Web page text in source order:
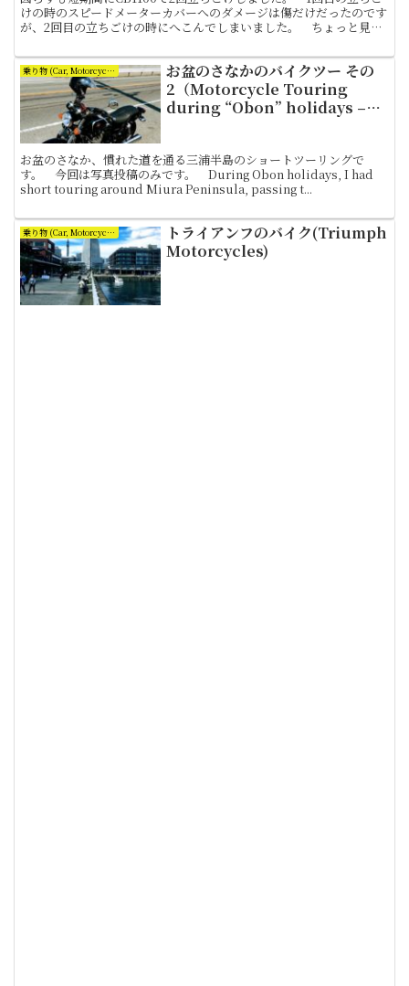
けの時のスピードメーターカバーへのダメージは傷だけだったのです
が、2回目の立ちごけの時にへこんでしまいました。 ちょっと見栄
乗り物 (Car, Motorcycle and Bicycle)
お盆のさなかのバイクツー その
2（Motorcycle Touring
during “Obon” holidays –
お盆のさなか、慣れた道を通る三浦半島のショートツーリングで
す。 今回は写真投稿のみです。 During Obon holidays, I had
short touring around Miura Peninsula, passing t...
乗り物 (Car, Motorcycle and Bicycle)
トライアンフのバイク(Triumph
Motorcycles)